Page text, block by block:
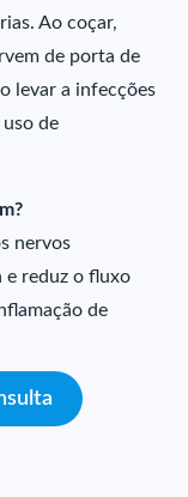
Ao coçar,
de porta de
levar a infecções
de
nervos
e reduz o fluxo
de